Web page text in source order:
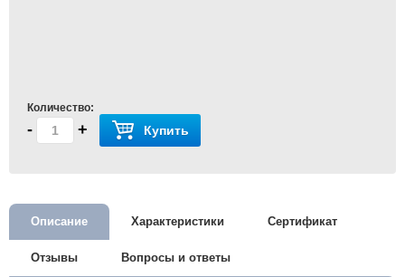
Количество:
- + Купить
Описание Характеристики Сертификат
Отзывы Вопросы и ответы